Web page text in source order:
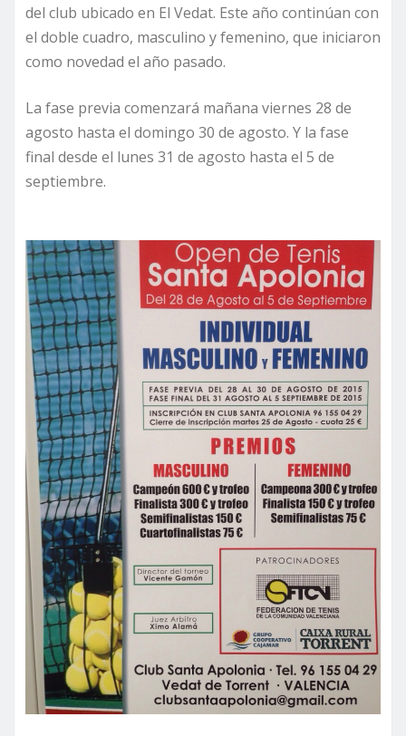
del club ubicado en El Vedat. Este año continúan con
el doble cuadro, masculino y femenino, que iniciaron
como novedad el año pasado.
La fase previa comenzará mañana viernes 28 de
agosto hasta el domingo 30 de agosto. Y la fase
final desde el lunes 31 de agosto hasta el 5 de
septiembre.